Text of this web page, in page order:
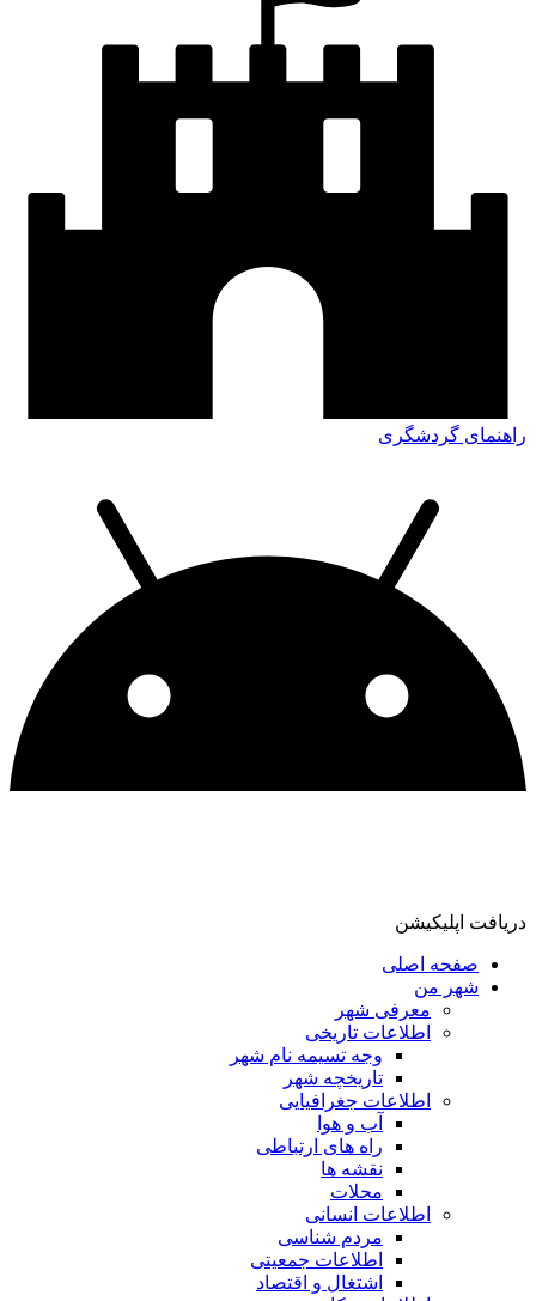
راهنمای گردشگری
دریافت اپلیکیشن
صفحه اصلی
شهر من
معرفی شهر
اطلاعات تاریخی
وجه تسیمه نام شهر
تاریخچه شهر
اطلاعات جغرافیایی
آب و هوا
راه های ارتباطی
نقشه ها
محلات
اطلاعات انسانی
مردم شناسی
اطلاعات جمعیتی
اشتغال و اقتصاد